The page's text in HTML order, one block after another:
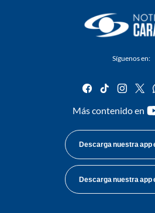
Síguenos en:
facebook
tiktok
Más contenido en
Descarga nuestra app
Descarga nuestra app